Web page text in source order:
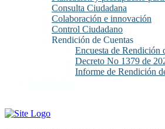
Consulta Ciudadana
Colaboración e innovación
Control Ciudadano
Rendición de Cuentas
Encuesta de Rendición
Decreto No 1379 de
Informe de Rendición